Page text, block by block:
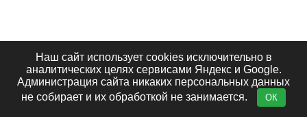
Наш сайт использует cookies исключительно в
аналитических целях сервисами Яндекс и Google.
Администрация сайта никаких персональных данных
не собирает и их обработкой не занимается.
ОК